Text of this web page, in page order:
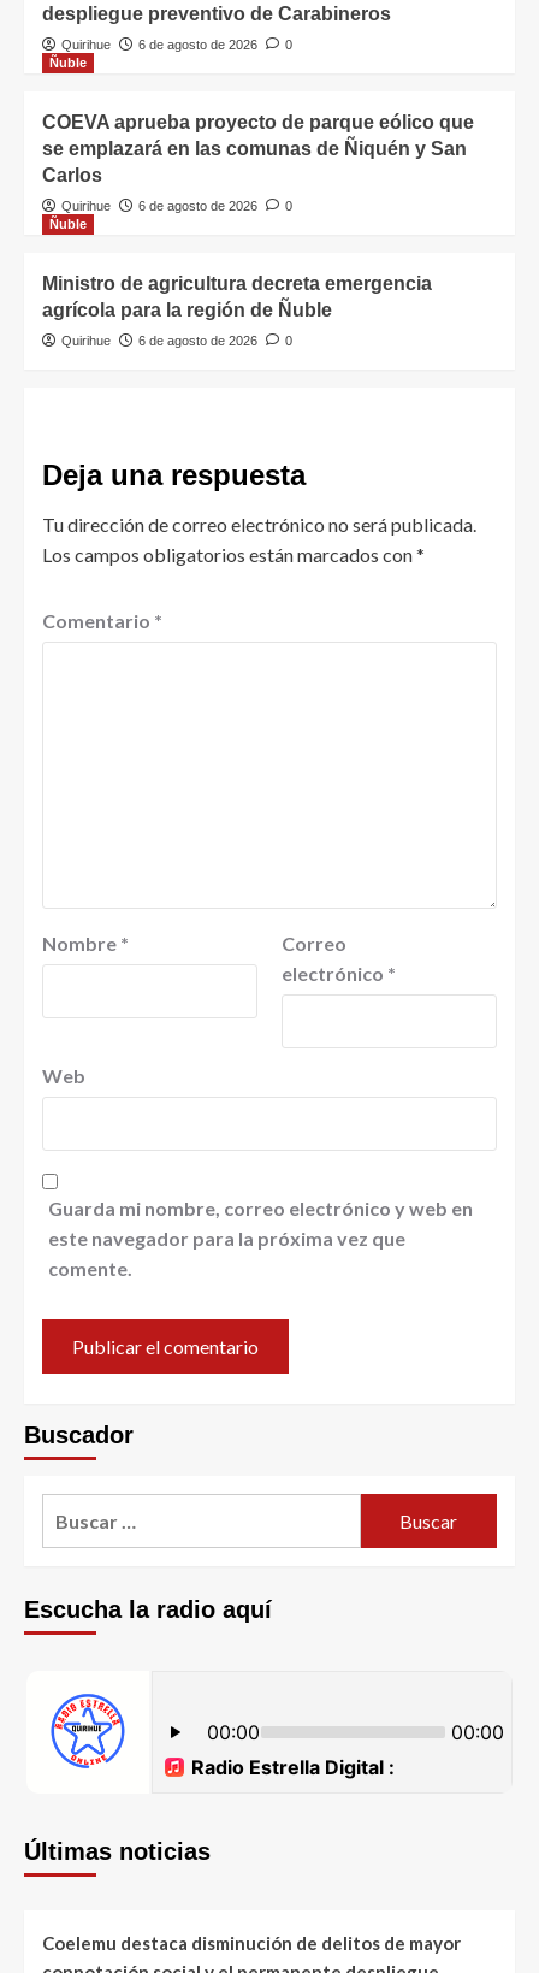
despliegue preventivo de Carabineros
Quirihue 6 de agosto de 2026
0
Ñuble
COEVA aprueba proyecto de parque eólico que
se emplazará en las comunas de Ñiquén y San
Carlos
Quirihue 6 de agosto de 2026
0
Ñuble
Ministro de agricultura decreta emergencia
agrícola para la región de Ñuble
Quirihue 6 de agosto de 2026 0
Deja una respuesta
Tu dirección de correo electrónico no será publicada.
Los campos obligatorios están marcados con*
Comentario *
Nombre *
Correo
electrónico *
Web
Guarda mi nombre, correo electrónico y web en
este navegador para la próxima vez que
comente.
Buscador
Escucha la radio aquí
Últimas noticias
Coelemu destaca disminución de delitos de mayor